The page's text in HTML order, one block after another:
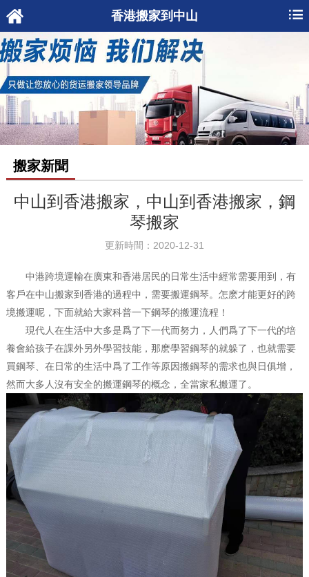
香港搬家到中山
搬家新聞
中山到香港搬家，中山到香港搬家，鋼
琴搬家
更新時間：2020-12-31
中港跨境運輸在廣東和香港居民的日常生活中經常需要用到，有
客戶在中山搬家到香港的過程中，需要搬運鋼琴。怎麽才能更好的跨
境搬運呢，下面就給大家科普一下鋼琴的搬運流程！
現代人在生活中大多是爲了下一代而努力，人們爲了下一代的培
養會給孩子在課外另外學習技能，那麽學習鋼琴的就躲了，也就需要
買鋼琴、在日常的生活中爲了工作等原因搬鋼琴的需求也與日俱增，
然而大多人沒有安全的搬運鋼琴的概念，全當家私搬運了。